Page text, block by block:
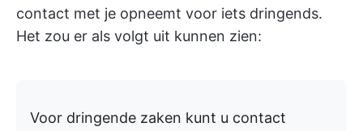
contact met je opneemt voor iets dringends.
Het zou er als volgt uit kunnen zien:
Voor dringende zaken kunt u contact